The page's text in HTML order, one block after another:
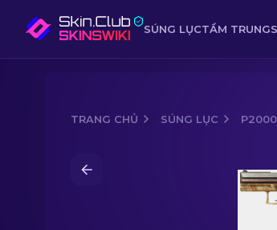
SÚNG LỤCTẦM TRUNG
TRANG CHỦ SÚNG LỤC P2000
P2000 |